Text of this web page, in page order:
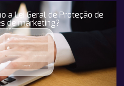
a Lei Geral de Proteção de
de marketing?